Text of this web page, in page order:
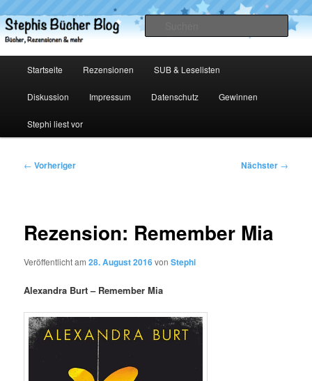
primären
Inhalt
Stephis Bücher Blog
Startseite Rezensionen SUB & Leselisten
Diskussion Impressum Datenschutz Gewinnen
Stephi liest vor
Beitragsnavigation
← Vorheriger Nächster →
Rezension: Remember Mia
Veröffentlicht am28. August 2016vonStephi
Alexandra Burt – Remember Mia